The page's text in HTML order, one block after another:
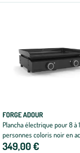
FORGE ADOUR
Plancha électrique pour 8 à
personnes coloris noir en
Adour Base 60 - 62 x 47,8 x
349,00 €